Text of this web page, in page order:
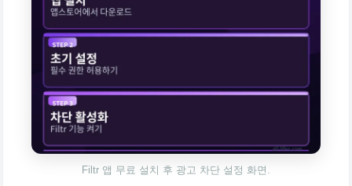
Filtr 앱 무료 설치 후 광고 차단 설정 화면.